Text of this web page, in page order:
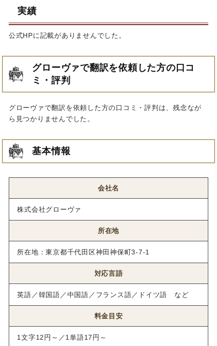
実績
公式HPに記載がありませんでした。
グローヴァで翻訳を依頼した方の口コ
ミ・評判
グローヴァで翻訳を依頼した方の口コミ・評判は、残念なが
ら見つかりませんでした。
基本情報
会社名
株式会社グローヴァ
所在地
所在地：東京都千代田区神田神保町3-7-1
対応言語
英語／韓国語／中国語／フランス語／ドイツ語 など
料金目安
1文字12円～／1単語17円～